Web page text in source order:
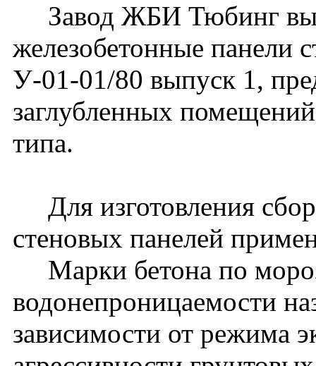
Завод ЖБИ Тюбинг
железобетонные панели
У-01-01/80 выпуск 1,
заглубленных
типа.
Для изготовления
стеновых панелей
Марки бетона по
водонепроницаемости
зависимости от режима